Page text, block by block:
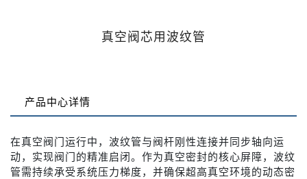
真空阀芯用波纹管
产品中心详情
在真空阀门运行中，波纹管与阀杆刚性连接并同步轴向运
动，实现阀门的精准启闭。作为真空密封的核心屏障，波纹
管需持续承受系统压力梯度，并确保超高真空环境的动态密